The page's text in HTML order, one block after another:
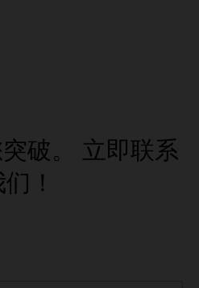
破。
立即联系
！